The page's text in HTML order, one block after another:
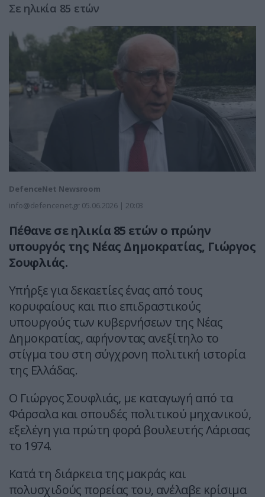
Σε ηλικία 85 ετών
DefenceNet Newsroom
info@defencenet.gr 05.06.2026 | 20:03
Πέθανε σε ηλικία 85 ετών ο πρώην
υπουργός της Νέας Δημοκρατίας, Γιώργος
Σουφλιάς.
Υπήρξε για δεκαετίες ένας από τους
κορυφαίους και πιο επιδραστικούς
υπουργούς των κυβερνήσεων της Νέας
Δημοκρατίας, αφήνοντας ανεξίτηλο το
στίγμα του στη σύγχρονη πολιτική ιστορία
της Ελλάδας.
Ο Γιώργος Σουφλιάς, με καταγωγή από τα
Φάρσαλα και σπουδές πολιτικού μηχανικού,
εξελέγη για πρώτη φορά βουλευτής Λάρισας
το 1974.
Κατά τη διάρκεια της μακράς και
πολυσχιδούς πορείας του, ανέλαβε κρίσιμα